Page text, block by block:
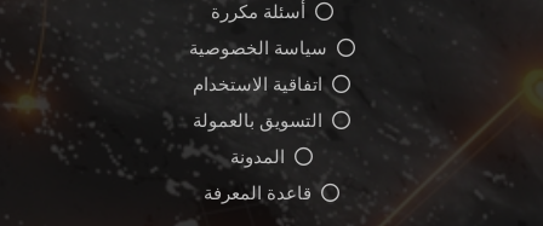
أسئلة مكررة
سياسة الخصوصية
اتفاقية الاستخدام
التسويق بالعمولة
المدونة
قاعدة المعرفة